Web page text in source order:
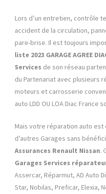
Lors d’un entretien, contrôle
accident de la circulation,
pare-brise. Il est toujours
liste 2023 GARAGE AGREE
Services de son réseau
du Partenariat avec plusieurs
moteurs et carrosserie
auto LDD OU LOA Diac France
Mais votre réparation auto
d’autres Garages sans
Assurances Renault Nissan.
Garages Services
Assercar, Réparmut, AD Auto
Star, Nobilas, Preficar, Elexia,